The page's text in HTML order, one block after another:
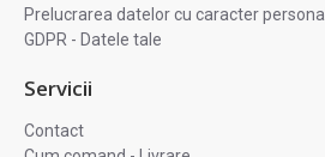
Prelucrarea datelor cu caracter personal
GDPR - Datele tale
Servicii
Contact